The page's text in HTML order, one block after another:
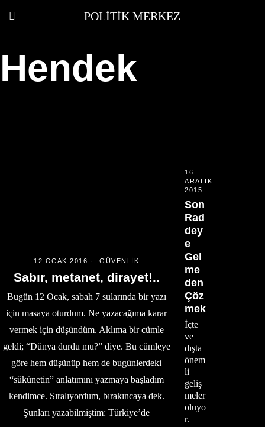
POLITIK MERKEZ
Hendek
12 OCAK 2016 GÜVENLIK
Sabır, metanet, dirayet!..
Bugün 12 Ocak, sabah 7 sularında bir yazı
için masaya oturdum. Ne yazacağıma karar
vermek için düşündüm. Aklıma bir cümle
geldi; “Dünya durdu mu?” diye. Bu cümleye
göre hem düşünüp hem de bugünlerdeki
“sükûnetin” anlatımını yazmaya başladım
kendimce. Sıralıyordum, bırakıncaya dek.
Şunları yazabilmiştim: Türkiye’de
16
ARALIK
2015
Son
Rad
dey
e
Gel
me
den
Çöz
mek
İçte
ve
dışta
önem
li
geliş
meler
oluyo
r.